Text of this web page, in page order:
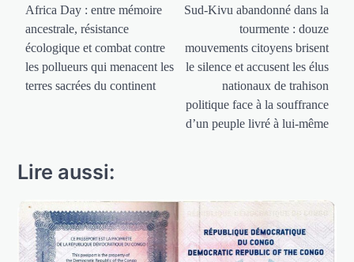
de
l’article
Africa Day : entre mémoire
ancestrale, résistance
écologique et combat contre
les pollueurs qui menacent les
terres sacrées du continent
Sud-Kivu abandonné dans la
tourmente : douze
mouvements citoyens brisent
le silence et accusent les élus
nationaux de trahison
politique face à la souffrance
d’un peuple livré à lui-même
Lire aussi: